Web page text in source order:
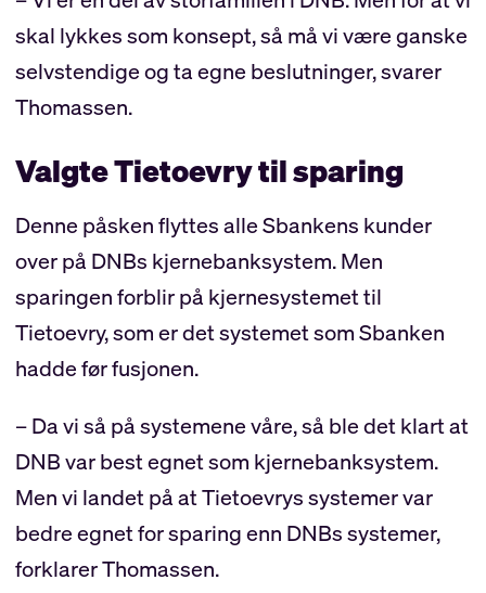
skal lykkes som konsept, så må vi være ganske
selvstendige og ta egne beslutninger, svarer
Thomassen.
Valgte Tietoevry til sparing
Denne påsken flyttes alle Sbankens kunder
over på DNBs kjernebanksystem. Men
sparingen forblir på kjernesystemet til
Tietoevry, som er det systemet som Sbanken
hadde før fusjonen.
– Da vi så på systemene våre, så ble det klart at
DNB var best egnet som kjernebanksystem.
Men vi landet på at Tietoevrys systemer var
bedre egnet for sparing enn DNBs systemer,
forklarer Thomassen.